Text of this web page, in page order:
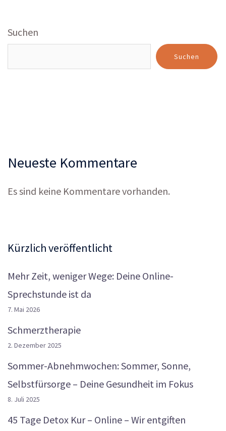
Suchen
Suchen
Neueste Kommentare
Es sind keine Kommentare vorhanden.
Kürzlich veröffentlicht
Mehr Zeit, weniger Wege: Deine Online-
Sprechstunde ist da
7. Mai 2026
Schmerztherapie
2. Dezember 2025
Sommer-Abnehmwochen: Sommer, Sonne,
Selbstfürsorge – Deine Gesundheit im Fokus
8. Juli 2025
45 Tage Detox Kur – Online – Wir entgiften